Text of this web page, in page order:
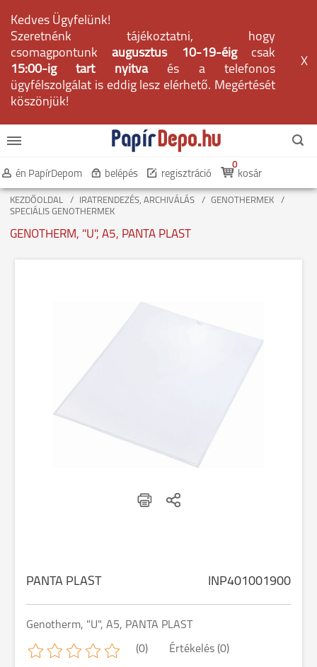
Kedves Ügyfelünk!
Szeretnénk tájékoztatni, hogy
csomagpontunkaugusztus 10-19-éig csak
15:00-ig tart nyitvaés a telefonos
ügyfélszolgálat is eddig lesz elérhető. Megértését
köszönjük!
X
én PapírDepom belépés regisztráció kosár
0
KEZDŐOLDAL IRATRENDEZÉS, ARCHIVÁLÁS
GENOTHERMEK
SPECIÁLIS GENOTHERMEK
GENOTHERM, "U", A5, PANTA PLAST
PANTA PLAST INP401001900
Genotherm, "U", A5, PANTA PLAST
(0) Értékelés (0)